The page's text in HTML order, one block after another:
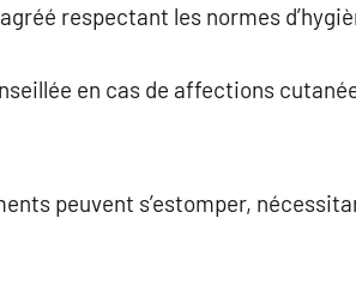
respectant les normes
en cas de affections
peuvent s’estomper,